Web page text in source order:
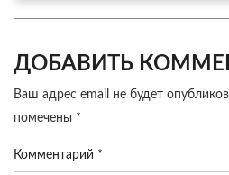
ДОБАВИТЬ
Ваш адрес email не будет
помечены *
Комментарий *